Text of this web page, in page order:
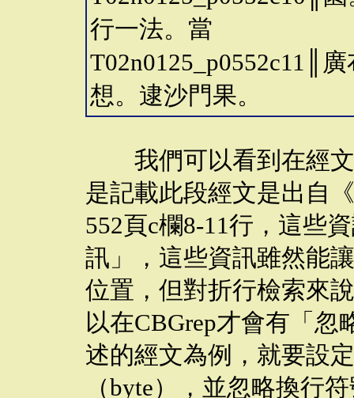
行一法。當
T02n0125_p0552c11║
想。逮沙門果。
我們可以看到在經文
是記載此段經文是出自
552頁c欄8-11行，這些
訊」，這些資訊雖然能
位置，但對折行檢索來
以在CBGrep才會有「
述的經文為例，就要設
（byte），並忽略換行